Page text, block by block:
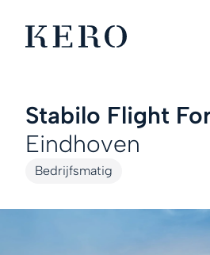
Stabilo Flight
Eindhoven
Bedrijfsmatig